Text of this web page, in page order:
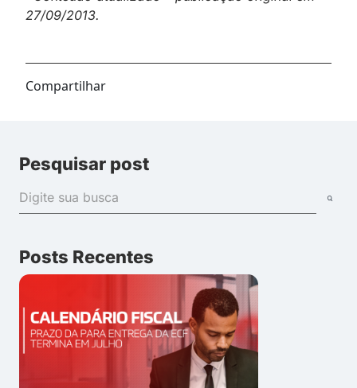
27/09/2013.
Compartilhar
Pesquisar post
Posts Recentes